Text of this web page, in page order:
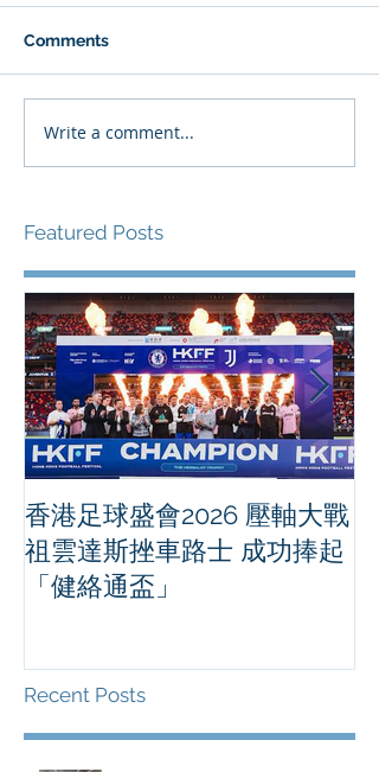
Comments
Write a comment...
Featured Posts
香港足球盛會2026 壓軸大戰
祖雲達斯挫車路士 成功捧起
「健絡通盃」
Recent Posts